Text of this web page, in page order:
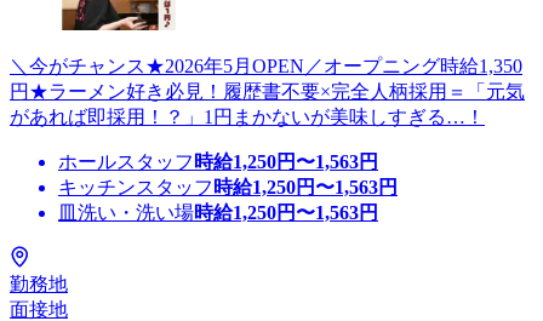
＼今がチャンス★2026年5月OPEN／オープニング時給1,350
円★ラーメン好き必見！履歴書不要×完全人柄採用＝「元気
があれば即採用！？」1円まかないが美味しすぎる…！
ホールスタッフ 時給1,250円〜1,563円
キッチンスタッフ 時給1,250円〜1,563円
皿洗い・洗い場時給1,250円〜1,563円
勤務地
面接地